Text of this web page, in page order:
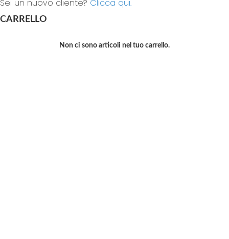
Sei un nuovo cliente? Clicca qui.
CARRELLO
Non ci sono articoli nel tuo carrello.